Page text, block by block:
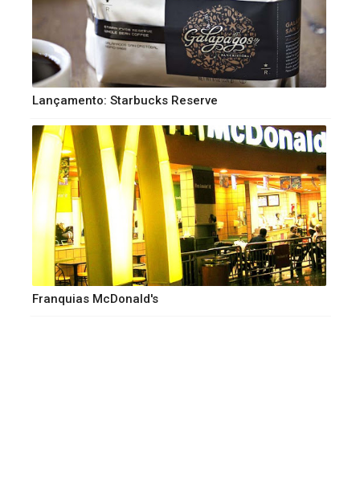
Lançamento: Starbucks Reserve
Franquias McDonald's